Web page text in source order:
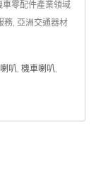
車零配件產業領域
務, 亞洲交通器材
叭 機車喇叭